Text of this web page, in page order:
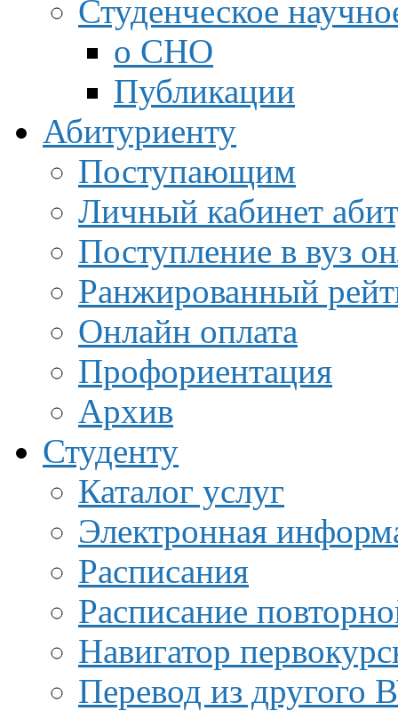
Студенческое
о СНО
Публикации
Абитуриенту
Поступающим
Личный кабинет
Поступление в вуз
Ранжированный
Онлайн оплата
Профориентация
Архив
Студенту
Каталог услуг
Электронная
Расписания
Расписание
Навигатор
Перевод из другого